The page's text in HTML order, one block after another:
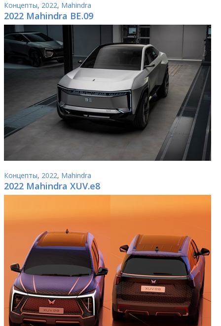
Концепты, 2022, Mahindra
2022 Mahindra BE.09
Концепты, 2022, Mahindra
2022 Mahindra XUV.e8